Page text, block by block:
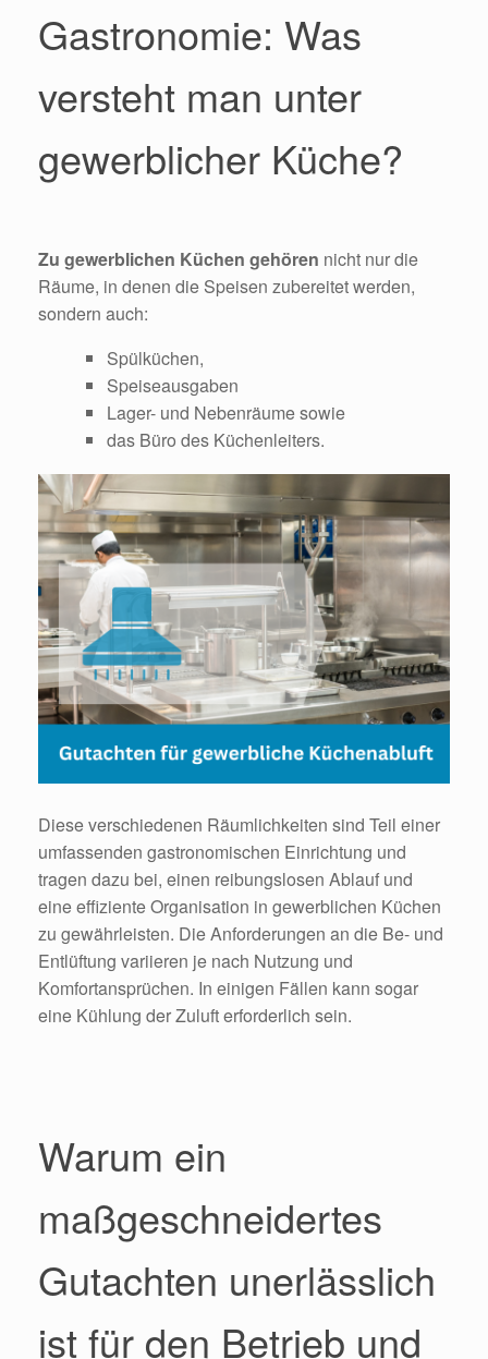
Gastronomie: Was
versteht man unter
gewerblicher Küche?
Zu gewerblichen Küchen gehören nicht nur die
Räume, in denen die Speisen zubereitet werden,
sondern auch:
Spülküchen,
Speiseausgaben
Lager- und Nebenräume sowie
das Büro des Küchenleiters.
Diese verschiedenen Räumlichkeiten sind Teil einer
umfassenden gastronomischen Einrichtung und
tragen dazu bei, einen reibungslosen Ablauf und
eine effiziente Organisation in gewerblichen Küchen
zu gewährleisten. Die Anforderungen an die Be- und
Entlüftung variieren je nach Nutzung und
Komfortansprüchen. In einigen Fällen kann sogar
eine Kühlung der Zuluft erforderlich sein.
Warum ein
maßgeschneidertes
Gutachten unerlässlich
ist für den Betrieb und